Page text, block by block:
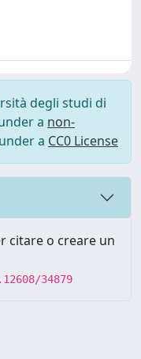
degli studi di
a non-
a CC0 License
citare o creare un
34879